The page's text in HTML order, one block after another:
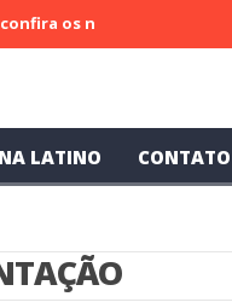
números do último sábado
LATINO CONTATO